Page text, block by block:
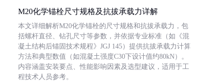
M20化学锚栓尺寸规格及抗拔承载力详解
本文详细解析M20化学锚栓的尺寸规格和抗拔承载力，包
括螺杆直径、钻孔尺寸等参数，并依据专业标准（如《混
凝土结构后锚固技术规程》JGJ 145）提供抗拔承载力计算
方法和典型数值（如混凝土强度C30下设计值约80kN）。
内容涵盖安装要点、性能影响因素及选型建议，适用于工
程技术人员参考。